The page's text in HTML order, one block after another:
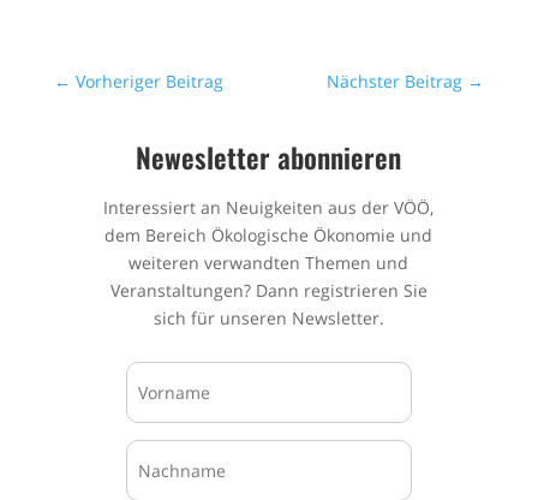
← Vorheriger Beitrag Nächster Beitrag →
Newesletter abonnieren
Interessiert an Neuigkeiten aus der VÖÖ,
dem Bereich Ökologische Ökonomie und
weiteren verwandten Themen und
Veranstaltungen? Dann registrieren Sie
sich für unseren Newsletter.